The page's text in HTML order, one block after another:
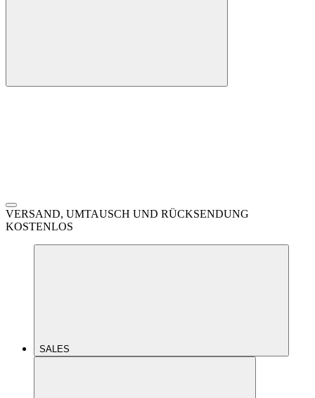
VERSAND, UMTAUSCH UND RÜCKSENDUNG
KOSTENLOS
SALES